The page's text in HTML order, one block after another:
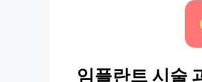
임플란트 시술